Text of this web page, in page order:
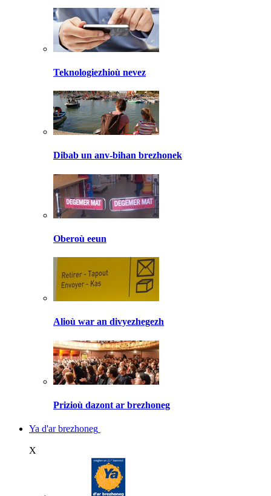
Teknologiezhioù nevez
Dibab un anv-bihan brezhonek
Oberoù eeun
Alioù war an divyezhegezh
Prizioù dazont ar brezhoneg
Ya d'ar brezhoneg
X